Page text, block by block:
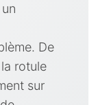
De
rotule
sur